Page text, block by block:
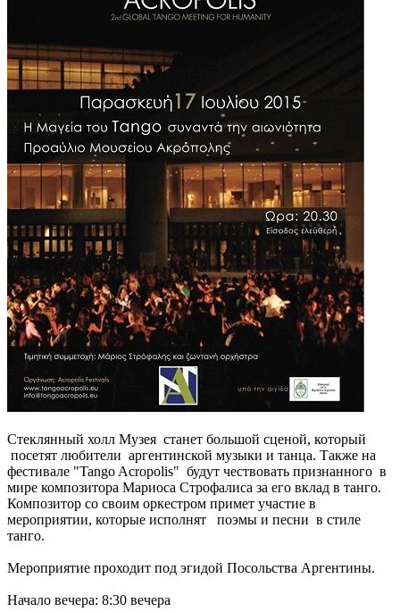
Стеклянный холл Музея станет большой сценой, который
посетят любители аргентинской музыки и танца. Также на
фестивале "Tango Acropolis" будут чествовать признанного в
мире композитора Мариоса Строфалиса за его вклад в танго.
Композитор со своим оркестром примет участие в
мероприятии, которые исполнят поэмы и песни в стиле
танго.
Мероприятие проходит под эгидой Посольства Аргентины.
Начало вечера: 8:30 вечера